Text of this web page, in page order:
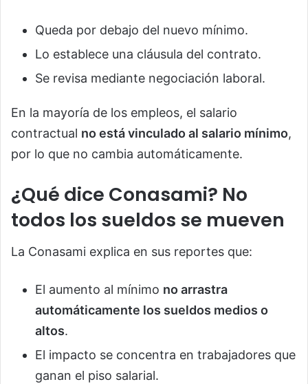
Queda por debajo del nuevo mínimo.
Lo establece una cláusula del contrato.
Se revisa mediante negociación laboral.
En la mayoría de los empleos, el salario
contractual no está vinculado al salario mínimo,
por lo que no cambia automáticamente.
¿Qué dice Conasami? No
todos los sueldos se mueven
La Conasami explica en sus reportes que:
El aumento al mínimo no arrastra
automáticamente los sueldos medios o
altos.
El impacto se concentra en trabajadores que
ganan el piso salarial.